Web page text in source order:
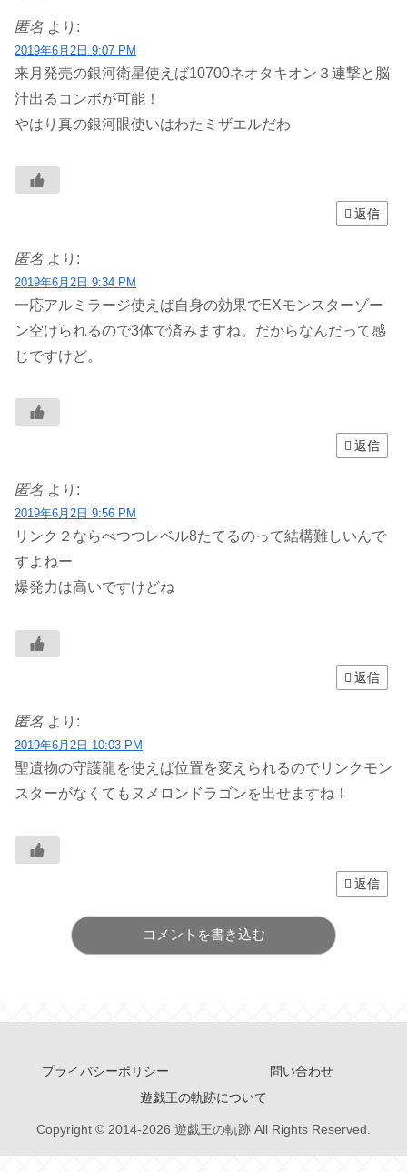
匿名 より:
2019年6月2日 9:07 PM
来月発売の銀河衛星使えば10700ネオタキオン３連撃と脳
汁出るコンボが可能！
やはり真の銀河眼使いはわたミザエルだわ
返信
匿名 より:
2019年6月2日 9:34 PM
一応アルミラージ使えば自身の効果でEXモンスターゾー
ン空けられるので3体で済みますね。だからなんだって感
じですけど。
返信
匿名 より:
2019年6月2日 9:56 PM
リンク２ならべつつレベル8たてるのって結構難しいんで
すよねー
爆発力は高いですけどね
返信
匿名 より:
2019年6月2日 10:03 PM
聖遺物の守護龍を使えば位置を変えられるのでリンクモン
スターがなくてもヌメロンドラゴンを出せますね！
返信
コメントを書き込む
プライバシーポリシー
問い合わせ
遊戯王の軌跡について
Copyright © 2014-2026 遊戯王の軌跡 All Rights Reserved.